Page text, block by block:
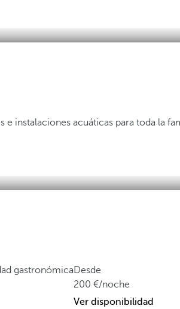
e instalaciones acuáticas para toda la
gastronómicaDesde
200
/noche
Ver disponibilidad